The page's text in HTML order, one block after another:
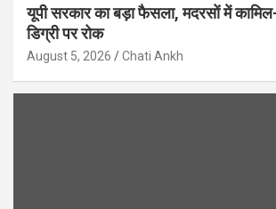
यूपी सरकार का बड़ा फैसला, मदरसों में
डिग्री पर रोक
August 5, 2026 Chati Ankh